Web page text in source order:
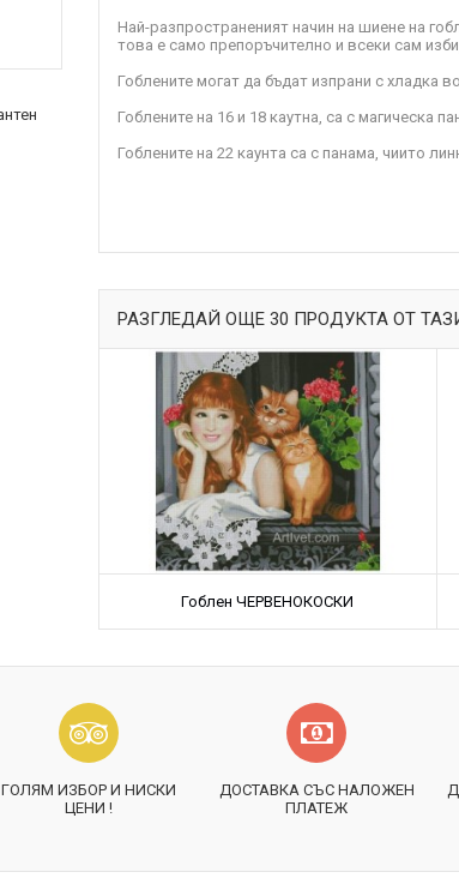
Най-разпространеният начин на шиене на
това е само препоръчително и всеки сам
Гоблените могат да бъдат изпрани с хладка
Гоблените на 16 и 18 каутна, са с магическа
Гоблените на 22 каунта са с панама, чиито
РАЗГЛЕДАЙ ОЩЕ 30 ПРОДУКТА ОТ
Гоблен ЧЕРВЕНОКОСКИ
ГОЛЯМ ИЗБОР И НИСКИ
ЦЕНИ !
ДОСТАВКА СЪС НАЛОЖЕН
ПЛАТЕЖ